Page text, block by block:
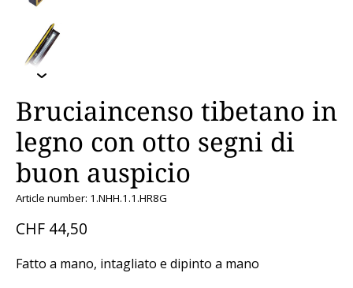
Bruciaincenso tibetano in
legno con otto segni di
buon auspicio
Article number: 1.NHH.1.1.HR8G
CHF 44,50
Fatto a mano, intagliato e dipinto a mano